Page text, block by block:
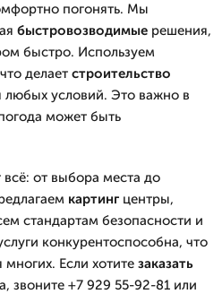
погонять. Мы
быстровозводимые решения,
быстро. Используем
делает строительство
условий. Это важно в
может быть
от выбора места до
картинг центры,
стандартам безопасности и
конкурентоспособна, что
Если хотите заказать
звоните +7 929 55-92-81 или